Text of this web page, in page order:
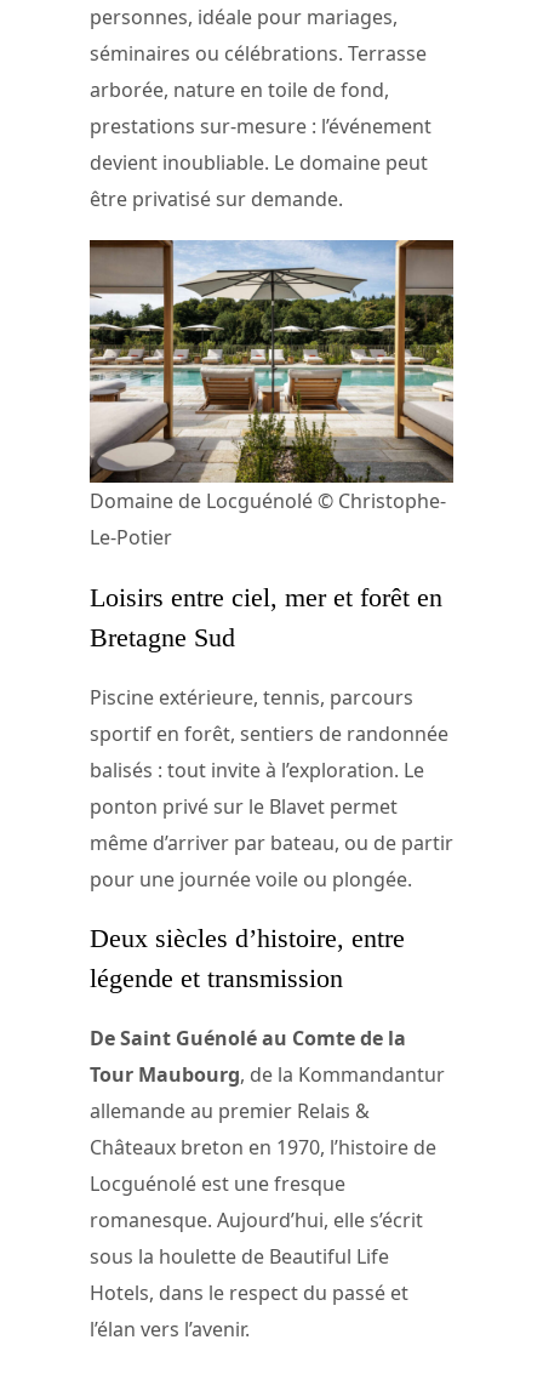
personnes, idéale pour mariages,
séminaires ou célébrations. Terrasse
arborée, nature en toile de fond,
prestations sur-mesure : l’événement
devient inoubliable. Le domaine peut
être privatisé sur demande.
Domaine de Locguénolé © Christophe-
Le-Potier
Loisirs entre ciel, mer et forêt en
Bretagne Sud
Piscine extérieure, tennis, parcours
sportif en forêt, sentiers de randonnée
balisés : tout invite à l’exploration. Le
ponton privé sur le Blavet permet
même d’arriver par bateau, ou de partir
pour une journée voile ou plongée.
Deux siècles d’histoire, entre
légende et transmission
De Saint Guénolé au Comte de la
Tour Maubourg, de la Kommandantur
allemande au premier Relais &
Châteaux breton en 1970, l’histoire de
Locguénolé est une fresque
romanesque. Aujourd’hui, elle s’écrit
sous la houlette de Beautiful Life
Hotels, dans le respect du passé et
l’élan vers l’avenir.